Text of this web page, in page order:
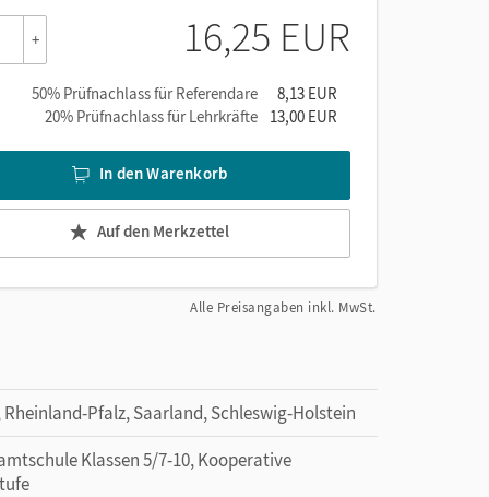
+ 16,25 EUR
50% Prüfnachlass für Referendare
8,13 EUR
20% Prüfnachlass für Lehrkräfte
13,00 EUR
In den Warenkorb
Auf den Merkzettel
Alle Preisangaben inkl. MwSt.
Pfalz, Saarland, Schleswig-Holstein
Klassen 5/7-10, Kooperative